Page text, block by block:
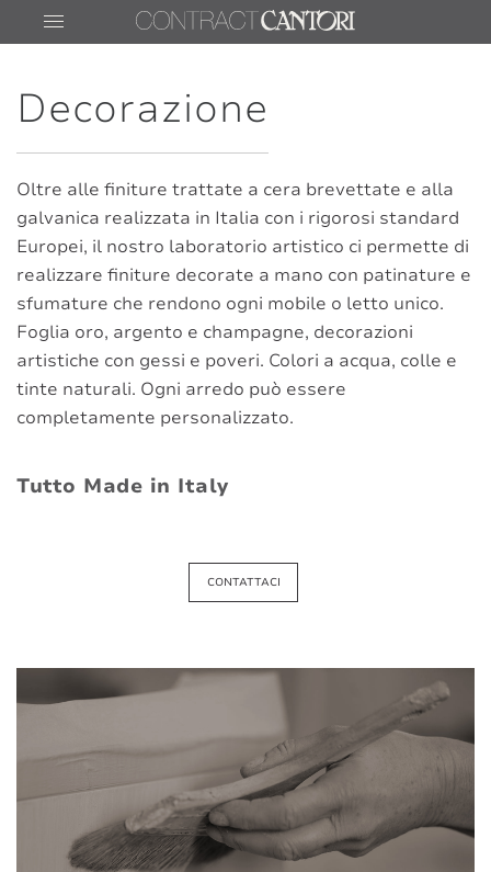
IT EN
Decorazione
Oltre alle finiture trattate a cera brevettate e alla
galvanica realizzata in Italia con i rigorosi standard
Europei, il nostro laboratorio artistico ci permette di
realizzare finiture decorate a mano con patinature e
sfumature che rendono ogni mobile o letto unico.
Foglia oro, argento e champagne, decorazioni
artistiche con gessi e poveri. Colori a acqua, colle e
tinte naturali. Ogni arredo può essere
completamente personalizzato.
Tutto Made in Italy
CONTATTACI